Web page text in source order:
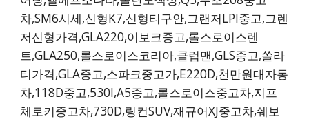
차,SM6시세,신형K7,신형티구안,그랜저LPI중고,그렌
저신형가격,GLA220,이보크중고,롤스로이스렌
트,GLA250,롤스로이스코리아,클럽맨,GLS중고,쏠라
티가격,GLA중고,스파크중고가,E220D,천만원대자동
차,118D중고,530I,A5중고,롤스로이스중고차,지프
체로키중고차,730D,링컨SUV,재규어XJ중고차,쉐보